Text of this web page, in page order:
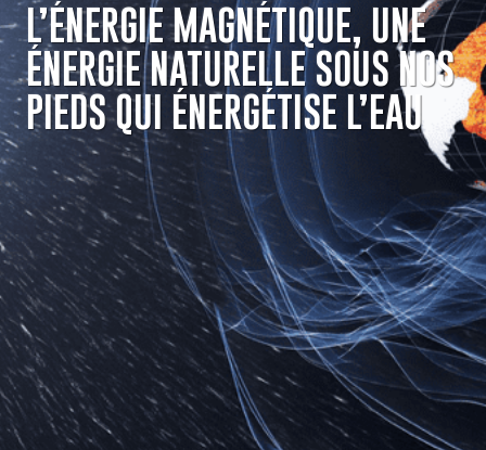
L’ÉNERGIE MAGNÉTIQUE, UNE
ÉNERGIE NATURELLE SOUS NOS
PIEDS QUI ÉNERGÉTISE L’EAU